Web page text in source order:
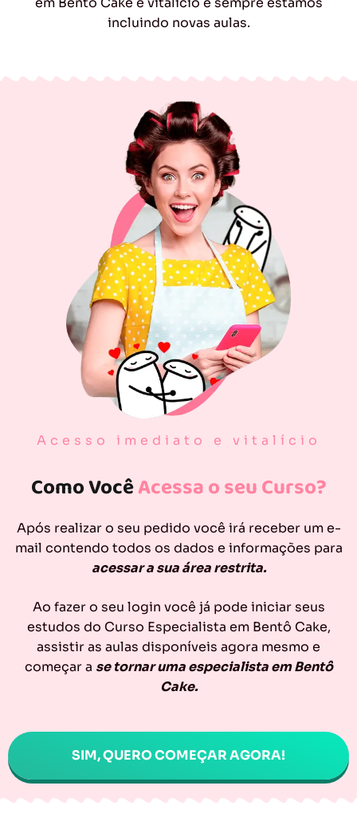
incluindo novas aulas.
Acesso imediato e vitalício
Como VocêAcessa o seu Curso?
Após realizar o seu pedido você irá receber um e-
mail contendo todos os dados e informações para
acessar a sua área restrita.
Ao fazer o seu login você já pode iniciar seus
estudos do Curso Especialista em Bentô Cake,
assistir as aulas disponíveis agora mesmo e
começar a se tornar uma especialista em Bentô
Cake.
SIM, QUERO COMEÇAR AGORA!